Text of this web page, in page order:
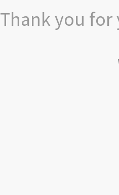
Thank you